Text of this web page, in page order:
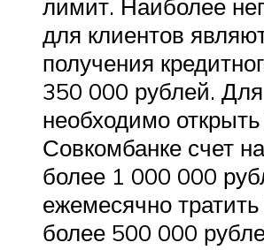
лимит. Наиболее
для клиентов
получения
350 000 рублей. Для
необходимо
Совкомбанке счет
более 1 000 000
ежемесячно
более 500 000